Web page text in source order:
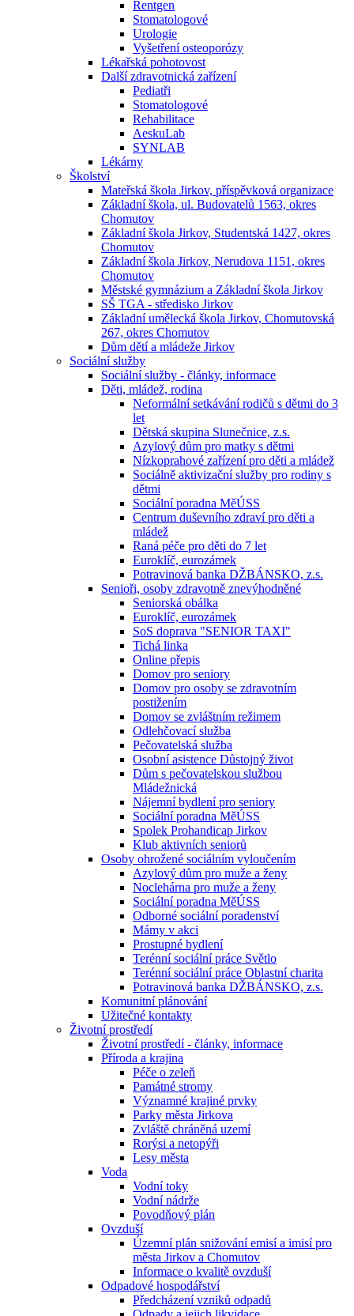
Rentgen
Stomatologové
Urologie
Vyšetření osteoporózy
Lékařská pohotovost
Další zdravotnická zařízení
Pediatři
Stomatologové
Rehabilitace
AeskuLab
SYNLAB
Lékárny
Školství
Mateřská škola Jirkov, příspěvková organizace
Základní škola, ul. Budovatelů 1563, okres
Chomutov
Základní škola Jirkov, Studentská 1427, okres
Chomutov
Základní škola Jirkov, Nerudova 1151, okres
Chomutov
Městské gymnázium a Základní škola Jirkov
SŠ TGA - středisko Jirkov
Základní umělecká škola Jirkov, Chomutovská
267, okres Chomutov
Dům dětí a mládeže Jirkov
Sociální služby
Sociální služby - články, informace
Děti, mládež, rodina
Neformální setkávání rodičů s dětmi do 3
let
Dětská skupina Slunečnice, z.s.
Azylový dům pro matky s dětmi
Nízkoprahové zařízení pro děti a mládež
Sociálně aktivizační služby pro rodiny s
dětmi
Sociální poradna MěÚSS
Centrum duševního zdraví pro děti a
mládež
Raná péče pro děti do 7 let
Euroklíč, eurozámek
Potravinová banka DŽBÁNSKO, z.s.
Senioři, osoby zdravotně znevýhodněné
Seniorská obálka
Euroklíč, eurozámek
SoS doprava "SENIOR TAXI"
Tichá linka
Online přepis
Domov pro seniory
Domov pro osoby se zdravotním
postižením
Domov se zvláštním režimem
Odlehčovací služba
Pečovatelská služba
Osobní asistence Důstojný život
Dům s pečovatelskou službou
Mládežnická
Nájemní bydlení pro seniory
Sociální poradna MěÚSS
Spolek Prohandicap Jirkov
Klub aktivních seniorů
Osoby ohrožené sociálním vyloučením
Azylový dům pro muže a ženy
Noclehárna pro muže a ženy
Sociální poradna MěÚSS
Odborné sociální poradenství
Mámy v akci
Prostupné bydlení
Terénní sociální práce Světlo
Terénní sociální práce Oblastní charita
Potravinová banka DŽBÁNSKO, z.s.
Komunitní plánování
Užitečné kontakty
Životní prostředí
Životní prostředí - články, informace
Příroda a krajina
Péče o zeleň
Památné stromy
Významné krajiné prvky
Parky města Jirkova
Zvláště chráněná uzemí
Rorýsi a netopýři
Lesy města
Voda
Vodní toky
Vodní nádrže
Povodňový plán
Ovzduší
Územní plán snižování emisí a imisí pro
města Jirkov a Chomutov
Informace o kvalitě ovzduší
Odpadové hospodářství
Předcházení vzniků odpadů